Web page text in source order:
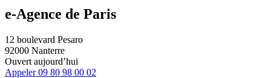
e-Agence de Paris
12 boulevard Pesaro
92000 Nanterre
Ouvert aujourd’hui
Appeler 09 80 98 00 02